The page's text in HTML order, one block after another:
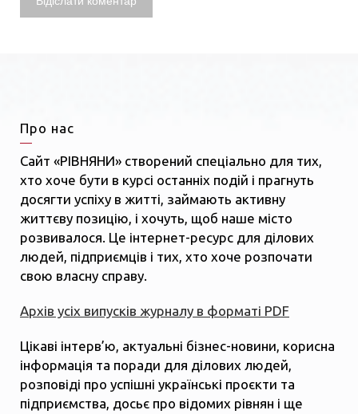
Про нас
Сайт «РІВНЯНИ» створений спеціально для тих,
хто хоче бути в курсі останніх подій і прагнуть
досягти успіху в житті, займають активну
життєву позицію, і хочуть, щоб наше місто
розвивалося. Це інтернет-ресурс для ділових
людей, підприємців і тих, хто хоче розпочати
свою власну справу.
Архів усіх випусків журналу в форматі PDF
Цікаві інтерв’ю, актуальні бізнес-новини, корисна
інформація та поради для ділових людей,
розповіді про успішні українські проєкти та
підприємства, досьє про відомих рівнян і ще